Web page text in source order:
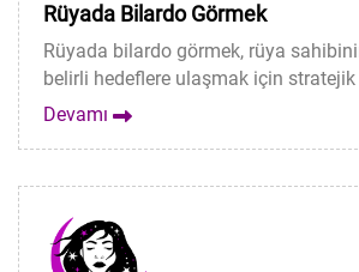
Rüyada Bilardo Görmek
Rüyada bilardo görmek, rüya
belirli hedeflere ulaşmak için
Devamı